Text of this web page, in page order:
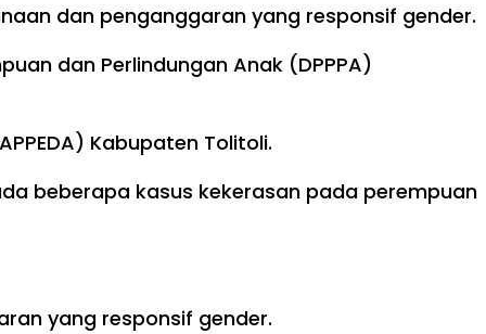
dan penganggaran yang responsif gender.
dan Perlindungan Anak (DPPPA)
Kabupaten Tolitoli.
beberapa kasus kekerasan pada perempuan
yang responsif gender.